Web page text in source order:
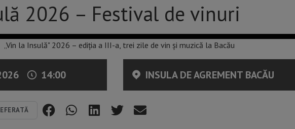
2026 – Festival de vinuri
14:00 INSULA DE AGREMENT BACĂU